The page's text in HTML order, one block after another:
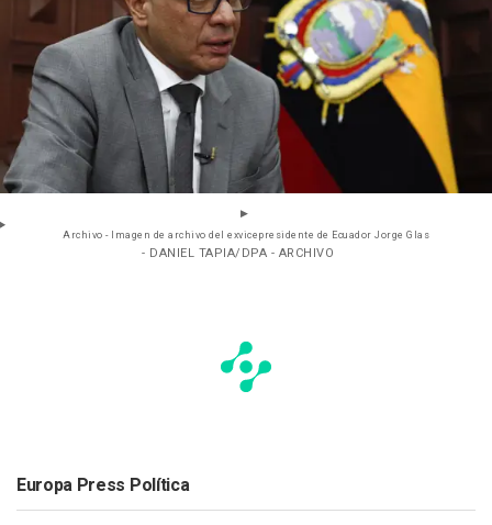
Archivo - Imagen de archivo del exvicepresidente de Ecuador Jorge Glas
- DANIEL TAPIA/DPA - ARCHIVO
Europa Press Política